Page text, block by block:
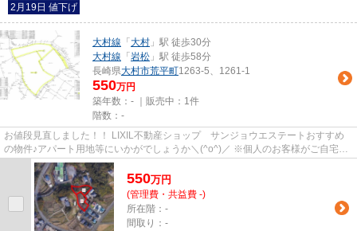
2月19日 値下げ
大村線 「 大村 」駅 徒歩30分
大村線 「 岩松 」駅 徒歩58分
長崎県大村市荒平町1263-5、1261-1
550万円
築年数：- ｜販売中： 1件
階数：-
お値段見直しました！！ LIXIL不動産ショップ サンジョウエステートおすすめ
の物件♪アパート用地等にいかがでしょうか＼(^o^)／ ※個人のお客様がご自宅用
に購入はできません ※備考欄...
550万円
(管理費・共益費 -)
所在階：-
間取り：-